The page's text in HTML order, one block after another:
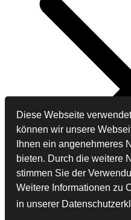
Diese Webseite
können wir unsere
Ihnen ein angenehmeres
bieten. Durch die weitere
stimmen Sie der
Weitere Informationen zu
in unserer